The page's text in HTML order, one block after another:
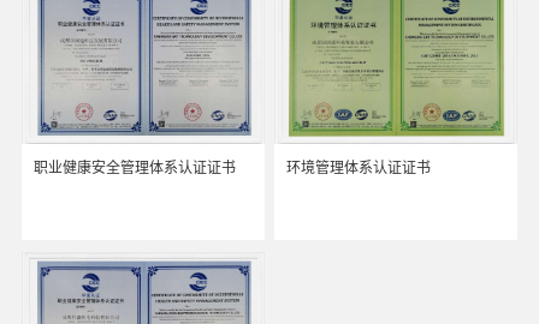
职业健康安全管理体系认证证书 环境管理体系认证证书